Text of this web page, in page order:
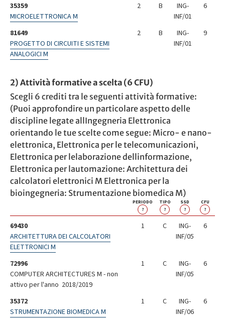
35359
MICROELETTRONICA M
2 B
ING-
INF/01
6
81649
PROGETTO DI CIRCUITI E SISTEMI
ANALOGICI M
2 B
ING-
INF/01
9
2) Attività formative a scelta (6 CFU)
Scegli 6 crediti tra le seguenti attività formative:
(Puoi approfondire un particolare aspetto delle
discipline legate allIngegneria Elettronica
orientando le tue scelte come segue: Micro- e nano-
elettronica, Elettronica per le telecomunicazioni,
Elettronica per lelaborazione dellinformazione,
Elettronica per lautomazione: Architettura dei
calcolatori elettronici M Elettronica per la
bioingegneria: Strumentazione biomedica M)
PERIODO
?
TIPO
?
SSD
?
CFU
?
69430
ARCHITETTURA DEI CALCOLATORI
ELETTRONICI M
1 C
ING-
INF/05
6
72996
COMPUTER ARCHITECTURES M - non
attivo per l'anno 2018/2019
1 C
ING-
INF/05
6
35372
STRUMENTAZIONE BIOMEDICA M
1 C
ING-
INF/06
6